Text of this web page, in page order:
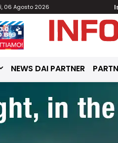
06 Agosto 2026
NEWS DAI PARTNER